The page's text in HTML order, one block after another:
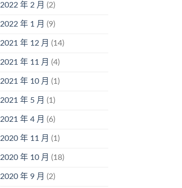
2022 年 2 月 (2)
2022 年 1 月 (9)
2021 年 12 月 (14)
2021 年 11 月 (4)
2021 年 10 月 (1)
2021 年 5 月 (1)
2021 年 4 月 (6)
2020 年 11 月 (1)
2020 年 10 月 (18)
2020 年 9 月 (2)